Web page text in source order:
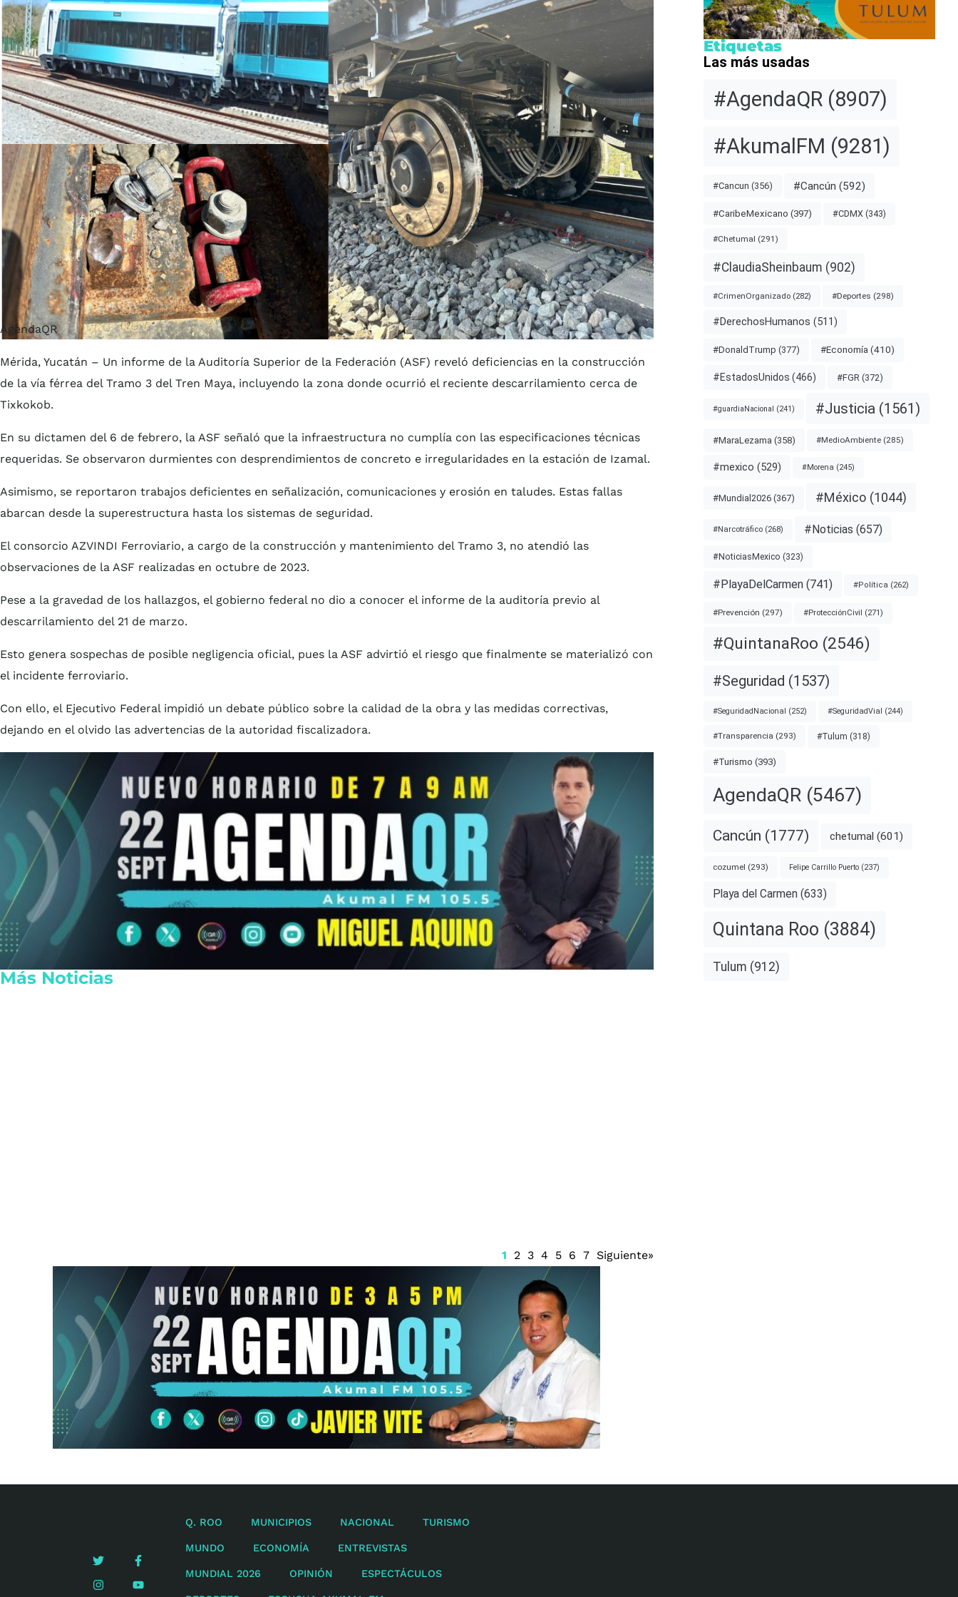
AgendaQR
Mérida, Yucatán – Un informe de la Auditoría Superior de la Federación (ASF) reveló deficiencias en la construcción
de la vía férrea del Tramo 3 del Tren Maya, incluyendo la zona donde ocurrió el reciente descarrilamiento cerca de
Tixkokob.
En su dictamen del 6 de febrero, la ASF señaló que la infraestructura no cumplía con las especificaciones técnicas
requeridas. Se observaron durmientes con desprendimientos de concreto e irregularidades en la estación de Izamal.
Asimismo, se reportaron trabajos deficientes en señalización, comunicaciones y erosión en taludes. Estas fallas
abarcan desde la superestructura hasta los sistemas de seguridad.
El consorcio AZVINDI Ferroviario, a cargo de la construcción y mantenimiento del Tramo 3, no atendió las
observaciones de la ASF realizadas en octubre de 2023.
Pese a la gravedad de los hallazgos, el gobierno federal no dio a conocer el informe de la auditoría previo al
descarrilamiento del 21 de marzo.
Esto genera sospechas de posible negligencia oficial, pues la ASF advirtió el riesgo que finalmente se materializó con
el incidente ferroviario.
Con ello, el Ejecutivo Federal impidió un debate público sobre la calidad de la obra y las medidas correctivas,
dejando en el olvido las advertencias de la autoridad fiscalizadora.
Más Noticias
1 2 3 4 5 6 7 Siguiente»
Etiquetas
Las más usadas
#AgendaQR(8907)
#AkumalFM (9281)
#Cancun (356) #Cancún (592)
#CaribeMexicano (397) #CDMX(343)
#Chetumal (291)
#ClaudiaSheinbaum (902)
#CrimenOrganizado(282) #Deportes (298)
#DerechosHumanos (511)
#DonaldTrump (377) #Economía (410)
#EstadosUnidos (466) #FGR (372)
#guardiaNacional (241) #Justicia (1561)
#MaraLezama (358) #MedioAmbiente(285)
#mexico (529) #Morena (245)
#Mundial2026(367) #México(1044)
#Narcotráfico(268) #Noticias (657)
#NoticiasMexico (323)
#PlayaDelCarmen(741) #Política (262)
#Prevención (297) #ProtecciónCivil (271)
#QuintanaRoo (2546)
#Seguridad (1537)
#SeguridadNacional (252) #SeguridadVial (244)
#Transparencia (293) #Tulum (318)
#Turismo (393)
AgendaQR(5467)
Cancún (1777) chetumal (601)
cozumel (293) Felipe Carrillo Puerto(237)
Playa del Carmen (633)
Quintana Roo (3884)
Tulum (912)
Q. ROO MUNICIPIOS NACIONAL TURISMO
MUNDO ECONOMÍA ENTREVISTAS
MUNDIAL 2026 OPINIÓN ESPECTÁCULOS